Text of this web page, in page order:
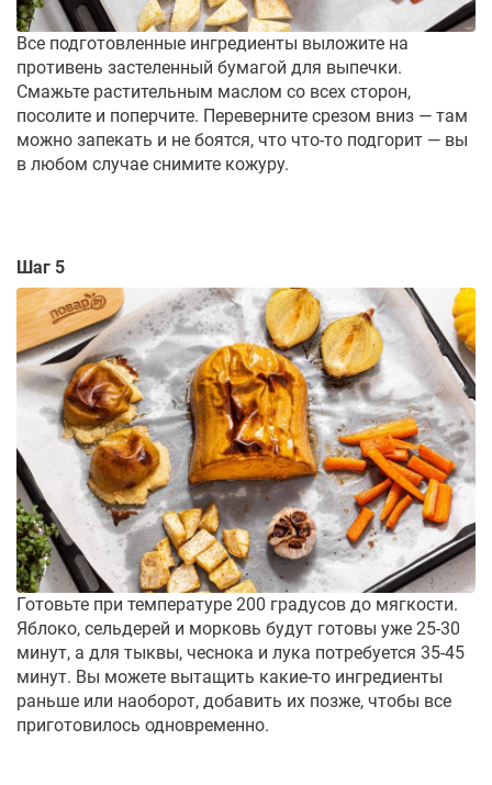
Все подготовленные ингредиенты выложите на
противень застеленный бумагой для выпечки.
Смажьте растительным маслом со всех сторон,
посолите и поперчите. Переверните срезом вниз — там
можно запекать и не боятся, что что-то подгорит — вы
в любом случае снимите кожуру.
Шаг 5
Готовьте при температуре 200 градусов до мягкости.
Яблоко, сельдерей и морковь будут готовы уже 25-30
минут, а для тыквы, чеснока и лука потребуется 35-45
минут. Вы можете вытащить какие-то ингредиенты
раньше или наоборот, добавить их позже, чтобы все
приготовилось одновременно.